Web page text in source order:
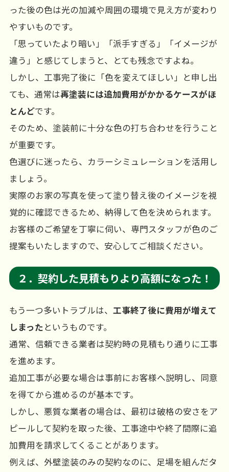
った後の色は光の加減や周囲の環境で見え方が変わり
やすいものです。
「思っていたより暗い」「派手すぎる」「イメージが
違う」と感じてしまうと、とても残念ですよね。
しかし、工事完了後に「色を変えてほしい」と申し出
ても、通常は再塗装には追加費用がかかるケースがほ
とんどです。
そのため、塗装前に十分な色の打ち合わせを行うこと
が重要です。
色選びに迷ったら、カラーシミュレーションを活用し
ましょう。
実際のお家の写真を使って塗り替え後のイメージを視
覚的に確認できるため、納得して色を決められます。
お客様のご希望を丁寧に伺い、専門スタッフが色のご
提案もいたしますので、安心してご相談ください。
２．契約した見積もりより高額になった！
もう一つ多いトラブルは、 工事終了後に費用が増えて
しまった というものです。
通常、信頼できる業者は契約時の見積もり通りに工事
を進めます。
追加工事が必要な場合は事前にお客様へ説明し、同意
を得てから進めるのが基本です。
しかし、悪質な業者の場合は、最初は破格の安さをア
ピールして契約を取った後、工事途中や終了間際に追
加費用を請求してくることがあります。
例えば、外壁塗装のみの契約なのに、足場を組んだタ